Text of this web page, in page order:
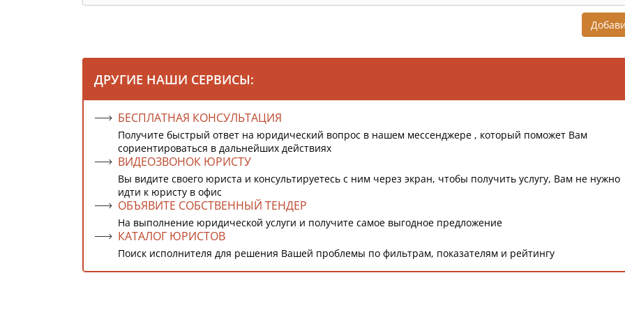
ДРУГИЕ НАШИ СЕРВИСЫ:
БЕСПЛАТНАЯ КОНСУЛЬТАЦИЯ
Получите быстрый ответ на юридический вопрос в нашем мессенджере , который поможет Вам
сориентироваться в дальнейших действиях
ВИДЕОЗВОНОК ЮРИСТУ
Вы видите своего юриста и консультируетесь с ним через экран, чтобы получить услугу, Вам не нужно
идти к юристу в офис
ОБЪЯВИТЕ СОБСТВЕННЫЙ ТЕНДЕР
На выполнение юридической услуги и получите самое выгодное предложение
КАТАЛОГ ЮРИСТОВ
Поиск исполнителя для решения Вашей проблемы по фильтрам, показателям и рейтингу